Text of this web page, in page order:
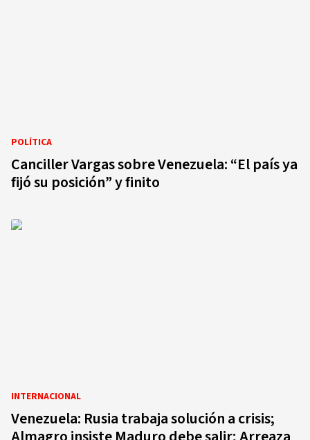
POLÍTICA
Canciller Vargas sobre Venezuela: “El país ya
fijó su posición” y finito
INTERNACIONAL
Venezuela: Rusia trabaja solución a crisis;